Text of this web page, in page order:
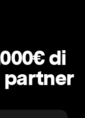
di
partner